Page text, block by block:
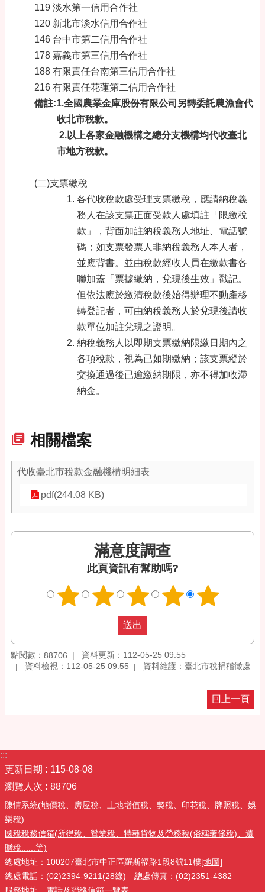
119 淡水第一信用合作社
120 新北市淡水信用合作社
146 台中市第二信用合作社
178 嘉義市第三信用合作社
188 有限責任台南第三信用合作社
216 有限責任花蓮第二信用合作社
備註:1.全國農業金庫股份有限公司另轉委託農漁會代
收北市稅款。
2.以上各家金融機構之總分支機構均代收臺北
市地方稅款。
(二)支票繳稅
各代收稅款處受理支票繳稅，應請納稅義
務人在該支票正面受款人處填註「限繳稅
款」，背面加註納稅義務人地址、電話號
碼；如支票發票人非納稅義務人本人者，
並應背書。並由稅款經收人員在繳款書各
聯加蓋「票據繳納，兌現後生效」戳記。
但依法應於繳清稅款後始得辦理不動產移
轉登記者，可由納稅義務人於兌現後請收
款單位加註兌現之證明。
納稅義務人以即期支票繳納限繳日期內之
各項稅款，視為已如期繳納；該支票縱於
交換通過後已逾繳納期限，亦不得加收滯
納金。
相關檔案
代收臺北市稅款金融機構明細表
pdf(244.08 KB)
滿意度調查
此頁資訊有幫助嗎?
點閱數： 88706
資料更新：112-05-25 09:55
資料檢視：112-05-25 09:55
資料維護：臺北市稅捐稽徵處
回上一頁
:::
更新日期
115-08-08
瀏覽人次
88706
陳情系統(地價稅、房屋稅、土地增值稅、契稅、印花稅、牌照稅、娛
樂稅)
國稅稅務信箱(所得稅、營業稅、特種貨物及勞務稅(俗稱奢侈稅)、遺
贈稅......等)
總處地址：100207臺北市中正區羅斯福路1段8號11樓[地圖]
總處電話： (02)2394-9211(28線) 總處傳真：(02)2351-4382